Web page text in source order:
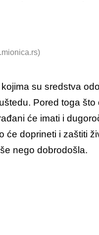
su sredstva
Pored toga
će imati i
će doprineti i zaštiti
nego dobrodošla.